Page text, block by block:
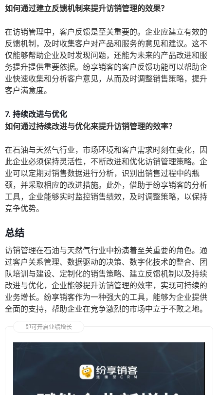
如何通过建立反馈机制来提升访销管理的效果？
在访销管理中，客户反馈是至关重要的。企业应建立有效的
反馈机制，及时收集客户对产品和服务的意见和建议。这不
仅能够帮助企业及时发现问题，还能为未来的产品改进和服
务提升提供重要依据。纷享销客的客户反馈功能可以帮助企
业快速收集和分析客户意见，从而及时调整销售策略，提升
客户满意度。
7. 持续改进与优化
如何通过持续改进与优化来提升访销管理的效率？
在石油与天然气行业，市场环境和客户需求时刻在变化，因
此企业必须保持灵活性，不断改进和优化访销管理策略。企
业可以定期对销售数据进行分析，识别出销售过程中的瓶
颈，并采取相应的改进措施。此外，借助于纷享销客的分析
工具，企业能够实时监控销售绩效，及时调整策略，以保持
竞争优势。
总结
访销管理在石油与天然气行业中扮演着至关重要的角色。通
过客户关系管理、数据驱动的决策、数字化技术的整合、团
队培训与建设、定制化的销售策略、建立反馈机制以及持续
改进与优化，企业能够提升访销管理的效率，实现可持续的
业务增长。纷享销客作为一种强大的工具，能够为企业提供
全面的支持，帮助企业在竞争激烈的市场中立于不败之地。
即可开启业绩增长